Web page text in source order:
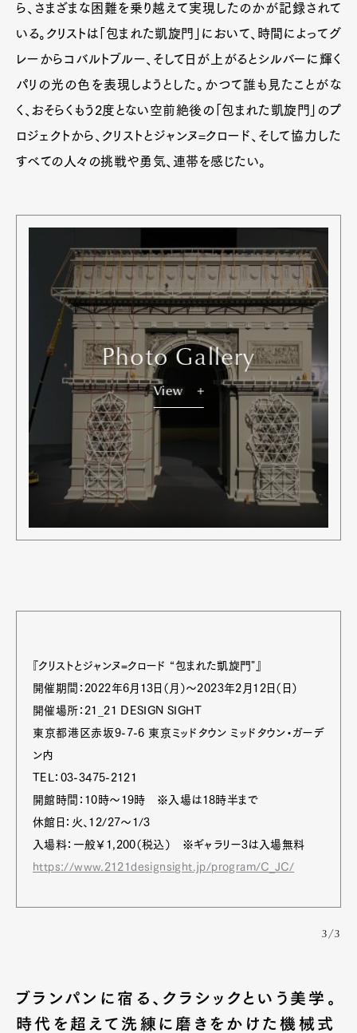
ら、さまざまな困難を乗り越えて実現したのかが記録されて
いる。クリストは「包まれた凱旋門」において、時間によってグ
レーからコバルトブルー、そして日が上がるとシルバーに輝く
パリの光の色を表現しようとした。かつて誰も見たことがな
く、おそらくもう2度とない空前絶後の「包まれた凱旋門」のプ
ロジェクトから、クリストとジャンヌ=クロード、そして協力した
すべての人々の挑戦や勇気、連帯を感じたい。
Photo Gallery
View
『クリストとジャンヌ=クロード “包まれた凱旋門"』
開催期間：2022年6月13日（月）〜2023年2月12日（日）
開催場所：21_21 DESIGN SIGHT
東京都港区赤坂9-7-6 東京ミッドタウン ミッドタウン・ガーデ
ン内
TEL：03-3475-2121
開館時間：10時～19時 ※入場は18時半まで
休館日：火、12/27〜1/3
入場料：一般￥1,200（税込） ※ギャラリー3は入場無料
https://www.2121designsight.jp/program/C_JC/
3/3
ブランパンに宿る、クラシックという美学。
時代を超えて洗練に磨きをかけた機械式